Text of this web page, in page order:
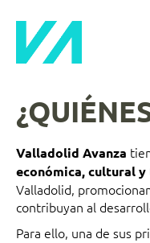
Valladolid Avanza
económica, cultural
Valladolid,
contribuyan al
Para ello, una de sus